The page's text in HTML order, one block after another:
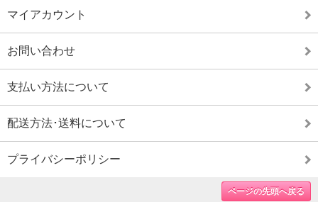
マイアカウント
お問い合わせ
支払い方法について
配送方法･送料について
プライバシーポリシー
ページの先頭へ戻る